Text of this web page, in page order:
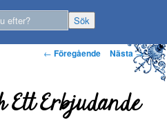
Inläggsnavigering
← Föregående Nästa→
Ett Erbjudande